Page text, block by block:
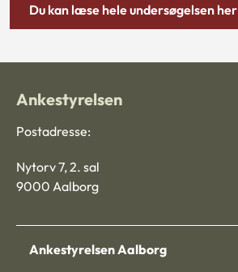
Du kan læse hele undersøgelsen her
Ankestyrelsen
Postadresse:
Nytorv 7, 2. sal
9000 Aalborg
Ankestyrelsen Aalborg